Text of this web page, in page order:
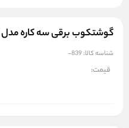
گوشتکوب برقی سه کاره مدل IE-B322 - فروش ویژه
شناسه کالا: 839-
قیمت: